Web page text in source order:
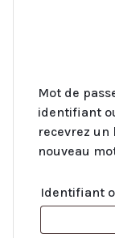
Mot de
identifiant
recevrez
nouveau
Identifiant